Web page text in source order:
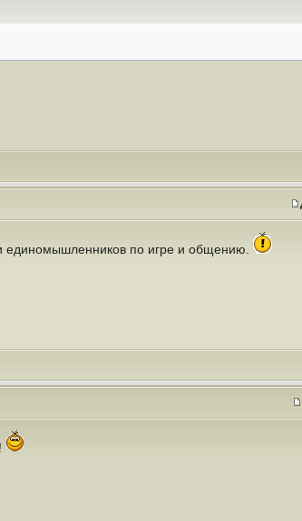
единомышленников по игре и общению.